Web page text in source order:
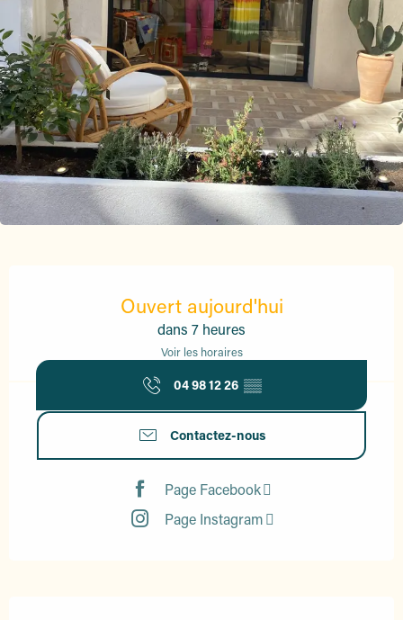
Ouvert aujourd'hui
dans 7 heures
Voir les horaires
04 98 12 26 ▒▒
Contactez-nous
Page Facebook
Page Instagram